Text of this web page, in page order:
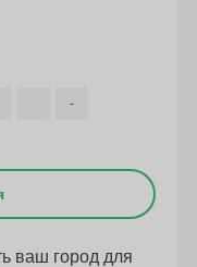
-
ваш город для